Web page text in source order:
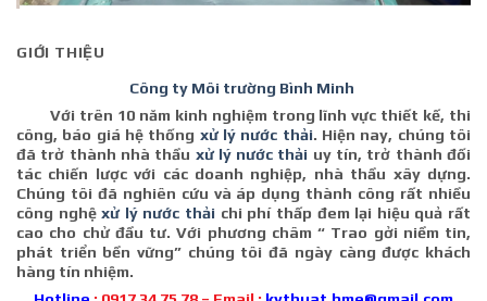
GIỚI THIỆU
Công ty Môi trường Bình Minh
Với trên 10 năm kinh nghiệm trong lĩnh vực thiết kế, thi
công, báo giá hệ thống xử lý nước thải. Hiện nay, chúng tôi
đã trở thành nhà thầu xử lý nước thải uy tín, trở thành đối
tác chiến lược với các doanh nghiệp, nhà thầu xây dựng.
Chúng tôi đã nghiên cứu và áp dụng thành công rất nhiều
công nghệxử lý nước thải chi phí thấp đem lại hiệu quả rất
cao cho chử đầu tư. Với phương châm “ Trao gởi niềm tin,
phát triển bền vững” chúng tôi đã ngày càng được khách
hàng tín nhiệm.